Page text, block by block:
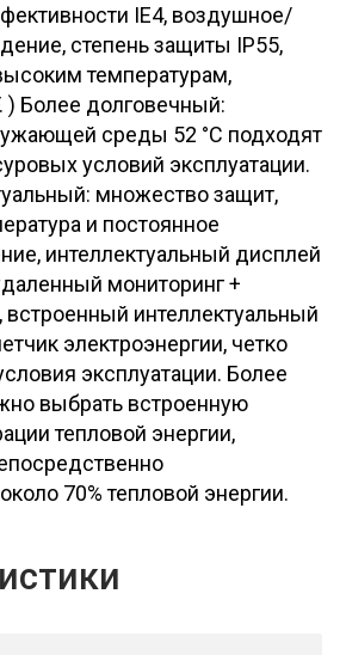
IE4, воздушное/
степень защиты IP55,
температурам,
) Более долговечный:
среды 52 °C подходят
условий эксплуатации.
множество защит,
и постоянное
интеллектуальный дисплей
мониторинг +
интеллектуальный
электроэнергии, четко
эксплуатации. Более
выбрать встроенную
тепловой энергии,
70% тепловой энергии.